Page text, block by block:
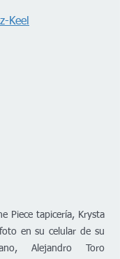
Keel
Piece tapicería, Krysta
en su celular de su
Alejandro Toro